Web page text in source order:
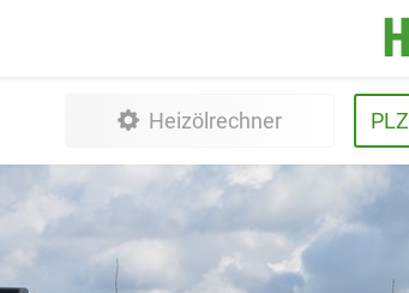
Heizölrechner PLZ